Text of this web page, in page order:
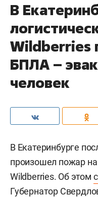
В
Wildberries
БПЛА –
человек
В Екатеринбурге
произошел пожар
Wildberries. Об этом
Губернатор